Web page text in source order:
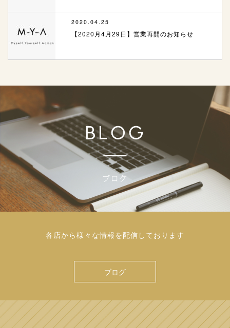
2020.04.25
【2020月4月29日】営業再開のお知らせ
各店から様々な情報を配信しております
ブログ